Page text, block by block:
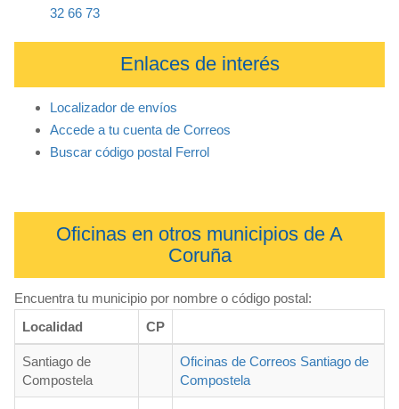
32 66 73
Enlaces de interés
Localizador de envíos
Accede a tu cuenta de Correos
Buscar código postal Ferrol
Oficinas en otros municipios de A
Coruña
Encuentra tu municipio por nombre o código postal:
Localidad
CP
Santiago de
Compostela
Oficinas de Correos Santiago de
Compostela